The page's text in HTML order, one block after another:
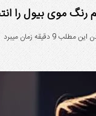
رنگ موی بیول را
مطلب 9 دقیقه زمان میبرد